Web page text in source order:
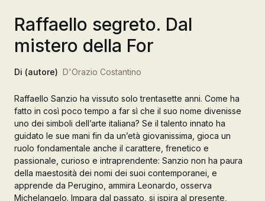
Case editrici
Galleria d’Arte
Contattaci
di me
password?
Registrazione
Creare un account
Raffaello segreto. Dal
mistero della For
Di (autore) D'Orazio Costantino
Raffaello Sanzio ha vissuto solo trentasette anni. Come ha
fatto in così poco tempo a far sì che il suo nome divenisse
uno dei simboli dell’arte italiana? Se il talento innato ha
guidato le sue mani fin da un’età giovanissima, gioca un
ruolo fondamentale anche il carattere, frenetico e
passionale, curioso e intraprendente: Sanzio non ha paura
della maestosità dei nomi dei suoi contemporanei, e
apprende da Perugino, ammira Leonardo, osserva
Michelangelo. Impara dal passato, si ispira al presente,